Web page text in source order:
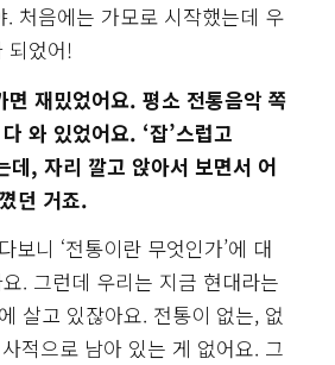
처음에는 가모로 시작했는데 우
되었어!
면 재밌었어요. 평소 전통음악 쪽
와 있었어요. ‘잡’스럽고
데, 자리 깔고 앉아서 보면서 어
던 거죠.
보니 ‘전통이란 무엇인가’에 대
. 그런데 우리는 지금 현대라는
살고 있잖아요. 전통이 없는, 없
적으로 남아 있는 게 없어요. 그